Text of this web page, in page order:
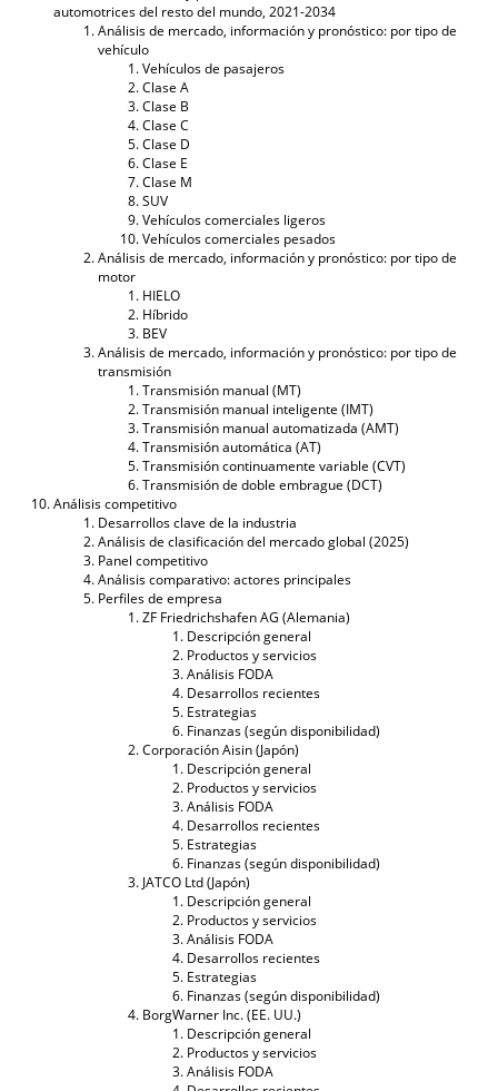
automotrices del resto del mundo, 2021-2034
Análisis de mercado, información y pronóstico: por tipo de
vehículo
Vehículos de pasajeros
Clase A
Clase B
Clase C
Clase D
Clase E
Clase M
SUV
Vehículos comerciales ligeros
Vehículos comerciales pesados
Análisis de mercado, información y pronóstico: por tipo de
motor
HIELO
Híbrido
BEV
Análisis de mercado, información y pronóstico: por tipo de
transmisión
Transmisión manual (MT)
Transmisión manual inteligente (IMT)
Transmisión manual automatizada (AMT)
Transmisión automática (AT)
Transmisión continuamente variable (CVT)
Transmisión de doble embrague (DCT)
Análisis competitivo
Desarrollos clave de la industria
Análisis de clasificación del mercado global (2025)
Panel competitivo
Análisis comparativo: actores principales
Perfiles de empresa
ZF Friedrichshafen AG (Alemania)
Descripción general
Productos y servicios
Análisis FODA
Desarrollos recientes
Estrategias
Finanzas (según disponibilidad)
Corporación Aisin (Japón)
Descripción general
Productos y servicios
Análisis FODA
Desarrollos recientes
Estrategias
Finanzas (según disponibilidad)
JATCO Ltd (Japón)
Descripción general
Productos y servicios
Análisis FODA
Desarrollos recientes
Estrategias
Finanzas (según disponibilidad)
BorgWarner Inc. (EE. UU.)
Descripción general
Productos y servicios
Análisis FODA